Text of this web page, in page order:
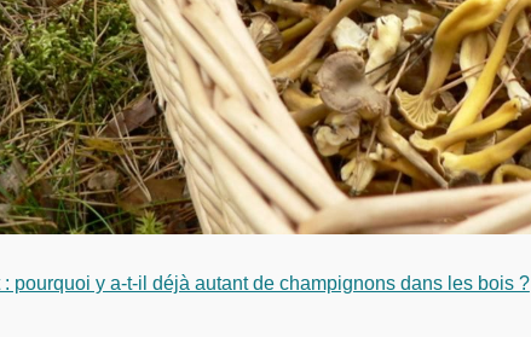
: pourquoi y a-t-il déjà autant de champignons dans les bois ?